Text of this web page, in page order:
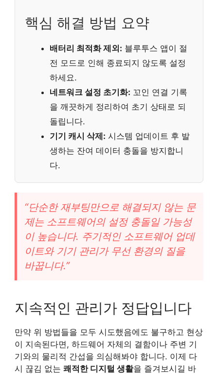
핵심 해결 방법 요약
배터리 최적화 제외: 블루투스 앱이 절
전 모드로 인해 종료되지 않도록 설정
하세요.
네트워크 설정 초기화: 꼬인 연결 기록
을 깨끗하게 정리하여 초기 상태로 되
돌립니다.
기기 캐시 삭제: 시스템 업데이트 후 발
생하는 잔여 데이터 충돌을 방지합니
다.
“단순한 재부팅만으로 해결되지 않는 문
제는 소프트웨어의 설정 충돌일 가능성
이 높습니다. 주기적인 소프트웨어 업데
이트와 기기 관리가 무선 환경의 질을
바꿉니다.”
지속적인 관리가 정답입니다
만약 위 방법들을 모두 시도했음에도 불구하고 현상
이 지속된다면, 하드웨어 자체의 결함이나 주변 기
기와의 물리적 간섭을 의심해봐야 합니다. 이제 다
시 끊김 없는 쾌적한 디지털 생활을 즐겨보시길 바